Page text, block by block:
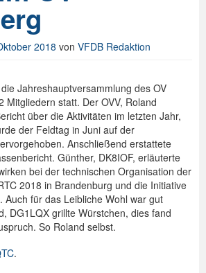
2018 von VFDB Redaktion
Jahreshauptversammlung des OV
Mitgliedern statt. Der OVV, Roland
über die Aktivitäten im letzten Jahr,
der Feldtag in Juni auf der
Anschließend erstattete
Günther, DK8IOF, erläuterte
bei der technischen Organisation der
2018 in Brandenburg und die Initiative
Auch für das Leibliche Wohl war gut
DG1LQX grillte Würstchen, dies fand
So Roland selbst.
.